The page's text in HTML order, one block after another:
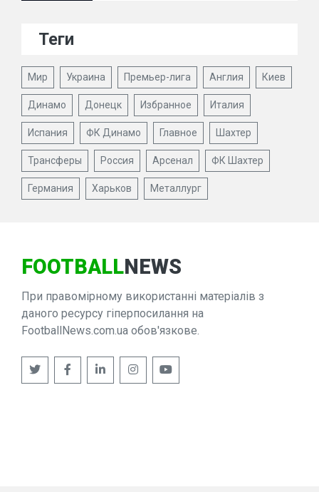
Теги
Мир Украина Премьер-лига Англия Киев
Динамо Донецк Избранное Италия
Испания ФК Динамо Главное Шахтер
Трансферы Россия Арсенал ФК Шахтер
Германия Харьков Металлург
FOOTBALLNEWS
При правомірному використанні матеріалів з
даного ресурсу гіперпосилання на
FootballNews.com.ua обов'язкове.